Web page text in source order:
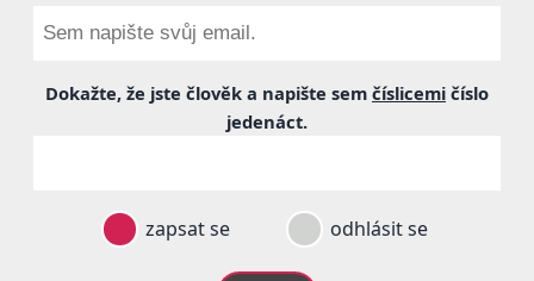
Dokažte, že jste člověk a napište sem číslicemi číslo
jedenáct.
zapsat se odhlásit se